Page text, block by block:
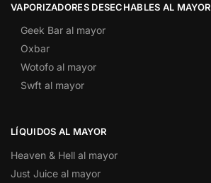
VAPORIZADORES DESECHABLES AL MAYOR
Geek Bar al mayor
Oxbar
Wotofo al mayor
Swft al mayor
LÍQUIDOS AL MAYOR
Heaven & Hell al mayor
Just Juice al mayor